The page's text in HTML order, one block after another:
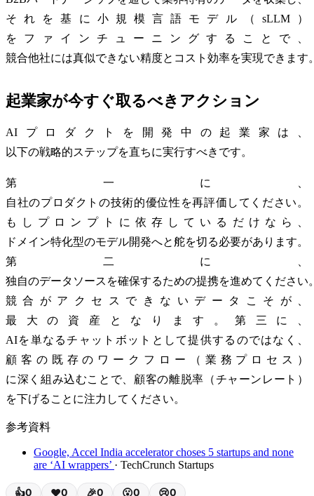
それを基に小規模言語モデル（sLLM）
をファインチューニングすることで、
競合他社には真似できない精度とコスト効率を実現できます
起業家が今すぐ取るべきアクション
AIプロダクトを開発中の起業家は、
以下の戦略的ステップを直ちに実行すべきです。
第一に、
自社のプロダクトの技術的優位性を再評価してください。
もしプロンプトに依存しているだけなら、
ドメイン特化型のモデル開発へと舵を切る必要があります。
第二に、
独自のデータソースを確保するための提携を進めてください
競合がアクセスできないデータこそが、
最大の資産となります。第三に、
AIを単なるチャットボットとして提供するのではなく、
顧客の既存のワークフロー（業務プロセス）
に深く組み込むことで、顧客の離脱率（チャーンレート）
を下げることに注力してください。
参考資料
Google, Accel India accelerator choses 5 startups and none
are ‘AI wrappers’ · TechCrunch Startups